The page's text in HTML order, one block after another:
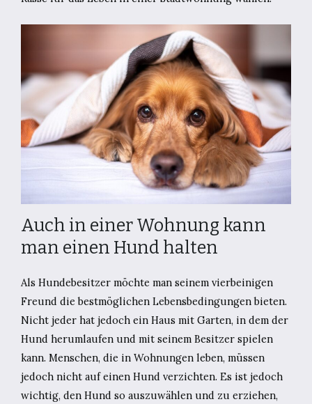
Auch in einer Wohnung kann
man einen Hund halten
Als Hundebesitzer möchte man seinem vierbeinigen
Freund die bestmöglichen Lebensbedingungen bieten.
Nicht jeder hat jedoch ein Haus mit Garten, in dem der
Hund herumlaufen und mit seinem Besitzer spielen
kann. Menschen, die in Wohnungen leben, müssen
jedoch nicht auf einen Hund verzichten. Es ist jedoch
wichtig, den Hund so auszuwählen und zu erziehen,